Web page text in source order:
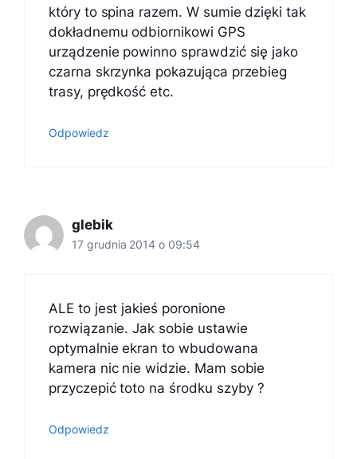
który to spina razem. W sumie dzięki tak
dokładnemu odbiornikowi GPS
urządzenie powinno sprawdzić się jako
czarna skrzynka pokazująca przebieg
trasy, prędkość etc.
Odpowiedz
glebik
17 grudnia 2014 o 09:54
ALE to jest jakieś poronione
rozwiązanie. Jak sobie ustawie
optymalnie ekran to wbudowana
kamera nic nie widzie. Mam sobie
przyczepić toto na środku szyby ?
Odpowiedz